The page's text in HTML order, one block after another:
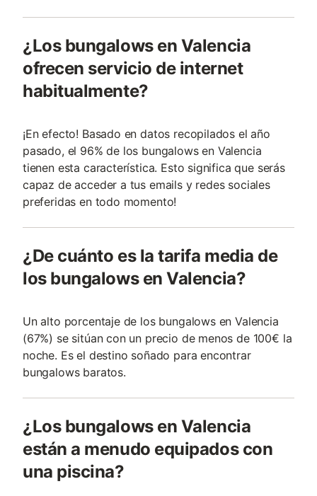
¿Los bungalows en Valencia
ofrecen servicio de internet
habitualmente?
¡En efecto! Basado en datos recopilados el año
pasado, el 96% de los bungalows en Valencia
tienen esta característica. Esto significa que serás
capaz de acceder a tus emails y redes sociales
preferidas en todo momento!
¿De cuánto es la tarifa media de
los bungalows en Valencia?
Un alto porcentaje de los bungalows en Valencia
(67%) se sitúan con un precio de menos de 100€ la
noche. Es el destino soñado para encontrar
bungalows baratos.
¿Los bungalows en Valencia
están a menudo equipados con
una piscina?